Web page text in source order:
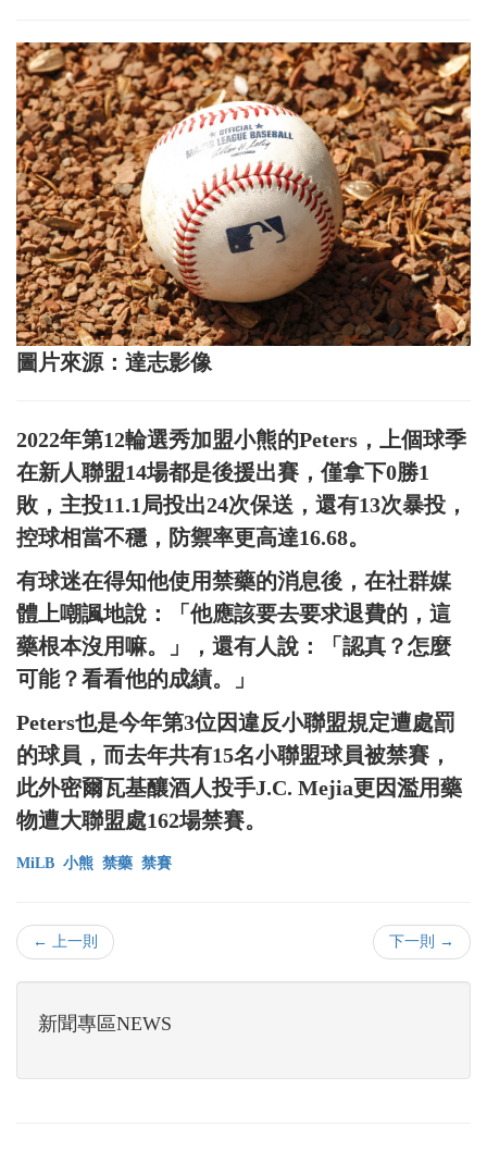
圖片來源：達志影像
2022年第12輪選秀加盟小熊的Peters，上個球季
在新人聯盟14場都是後援出賽，僅拿下0勝1
敗，主投11.1局投出24次保送，還有13次暴投，
控球相當不穩，防禦率更高達16.68。
有球迷在得知他使用禁藥的消息後，在社群媒
體上嘲諷地說：「他應該要去要求退費的，這
藥根本沒用嘛。」，還有人說：「認真？怎麼
可能？看看他的成績。」
Peters也是今年第3位因違反小聯盟規定遭處罰
的球員，而去年共有15名小聯盟球員被禁賽，
此外密爾瓦基釀酒人投手J.C. Mejia更因濫用藥
物遭大聯盟處162場禁賽。
MiLB 小熊 禁藥 禁賽
← 上一則 下一則 →
新聞專區NEWS